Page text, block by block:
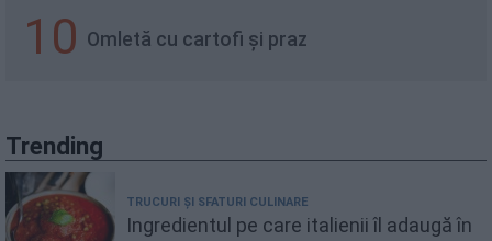
10 Omletă cu cartofi și praz
Trending
TRUCURI ȘI SFATURI CULINARE
Ingredientul pe care italienii îl adaugă în